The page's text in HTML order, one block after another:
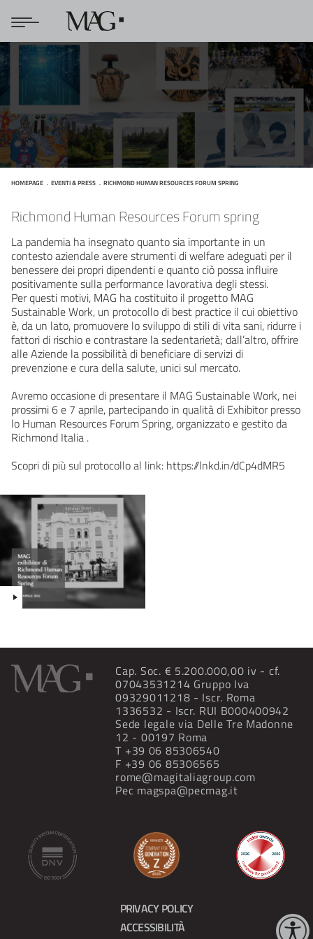
HOMEPAGE EVENTI & PRESS RICHMOND HUMAN RESOURCES FORUM SPRING
Richmond Human Resources Forum Spring
Richmond Human Resources Forum spring
La pandemia ha insegnato quanto sia importante in un
contesto aziendale avere strumenti di welfare adeguati per il
benessere dei propri dipendenti e quanto ciò possa influire
positivamente sulla performance lavorativa degli stessi.
Per questi motivi, MAG ha costituito il progetto MAG
Sustainable Work, un protocollo di best practice il cui obiettivo
è, da un lato, promuovere lo sviluppo di stili di vita sani, ridurre i
fattori di rischio e contrastare la sedentarietà; dall’altro, offrire
alle Aziende la possibilità di beneficiare di servizi di
prevenzione e cura della salute, unici sul mercato.
Avremo occasione di presentare il MAG Sustainable Work, nei
prossimi 6 e 7 aprile, partecipando in qualità di Exhibitor presso
lo Human Resources Forum Spring, organizzato e gestito da
Richmond Italia .
Scopri di più sul protocollo al link: https://lnkd.in/dCp4dMR5
Cap. Soc. € 5.200.000,00 iv - cf.
07043531214 Gruppo Iva
09329011218 - Iscr. Roma
1336532 - Iscr. RUI B000400942
Sede legale via Delle Tre Madonne
12 - 00197 Roma
T +39 06 85306540
F +39 06 85306565
rome@magitaliagroup.com
Pec magspa@pecmag.it
PRIVACY POLICY
ACCESSIBILITÀ